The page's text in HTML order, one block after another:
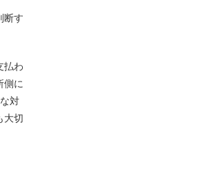
断す
払わ
側に
対
大切